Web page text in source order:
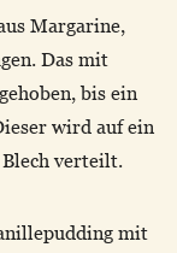
Margarine,
Das mit
bis ein
wird auf ein
verteilt.
mit